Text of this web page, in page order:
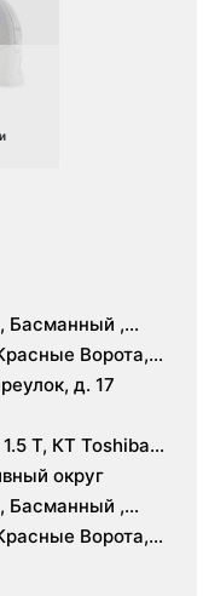
Басманный ,
Ворота,
Ильича,
д. 17
T, КТ Toshiba
округ
Басманный ,
Ворота,
Ильича,